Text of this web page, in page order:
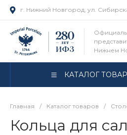
г. Нижний Новгород, ул.
Нижнем
КАТАЛОГ
Главная / Каталог товаров /
Кольца для